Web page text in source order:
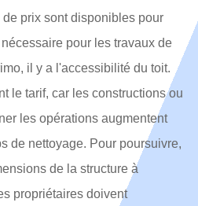
prix sont disponibles pour
pour les travaux de
il y a l'accessibilité du toit.
le tarif, car les constructions ou
les opérations augmentent
de nettoyage. Pour poursuivre,
de la structure à
propriétaires doivent